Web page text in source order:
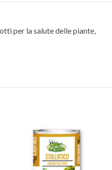
per la salute delle piante,